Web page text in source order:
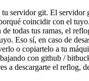
tu servidor git. El servidor
coincidir con el
de todas tus ramas, el
Eso sí, en caso de
o copiartelo a tu
con github /
a descargarte el reflog,